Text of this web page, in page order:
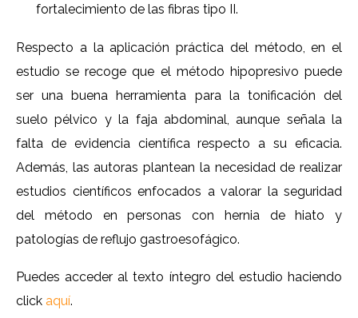
fortalecimiento de las fibras tipo II.
Respecto a la aplicación práctica del método, en el
estudio se recoge que el método hipopresivo puede
ser una buena herramienta para la tonificación del
suelo pélvico y la faja abdominal, aunque señala la
falta de evidencia científica respecto a su eficacia.
Además, las autoras plantean la necesidad de realizar
estudios científicos enfocados a valorar la seguridad
del método en personas con hernia de hiato y
patologías de reflujo gastroesofágico.
Puedes acceder al texto íntegro del estudio haciendo
click aquí.